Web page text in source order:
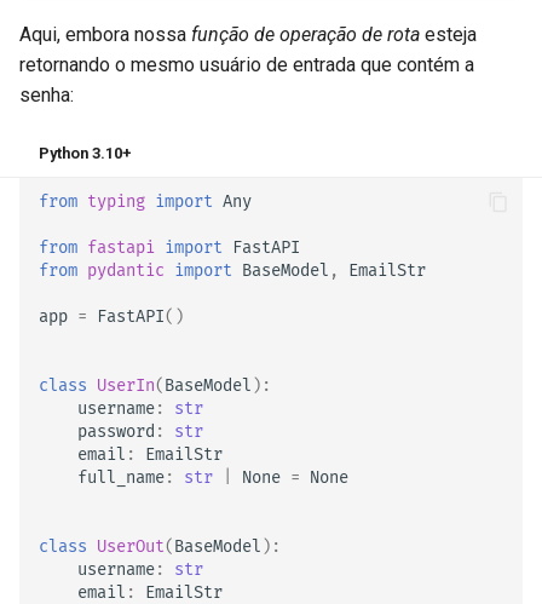
Aqui, embora nossa função de operação de rota esteja
retornando o mesmo usuário de entrada que contém a
senha:
Python 3.10+
from typing import Any
from fastapi import
FastAPI
from pydantic import BaseModel , EmailStr
app = FastAPI()
class UserIn(BaseModel ):
username:
str
password :
str
email :
EmailStr
full_name: str None = None
class UserOut(BaseModel ):
username:
str
email : EmailStr